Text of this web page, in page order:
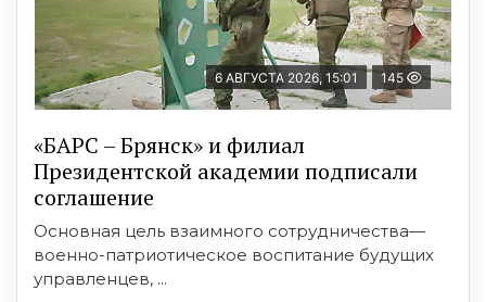
6 АВГУСТА 2026, 15:01 145
«БАРС – Брянск» и филиал
Президентской академии подписали
соглашение
Основная цель взаимного сотрудничества—
военно-патриотическое воспитание будущих
управленцев, ...